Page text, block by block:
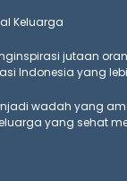
Keluarga
jutaan
Indonesia yang
wadah yang
yang sehat